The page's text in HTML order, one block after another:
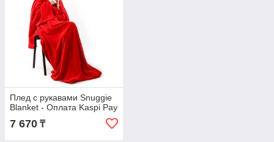
Плед с рукавами Snuggie
Blanket - Оплата Kaspi Pay
7 670 ₸